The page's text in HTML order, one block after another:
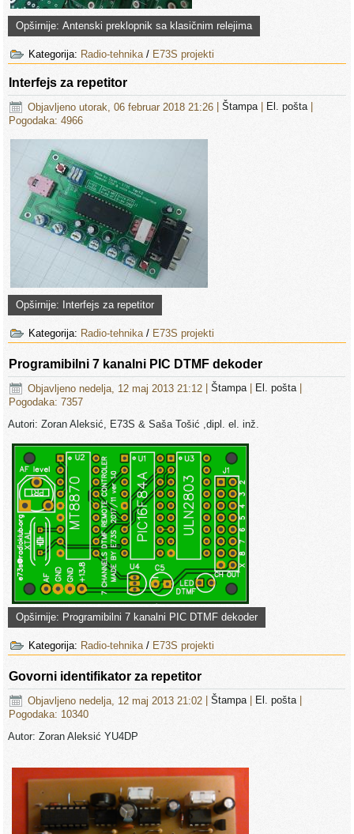
Opširnije: Antenski preklopnik sa klasičnim relejima
Kategorija: Radio-tehnika / E73S projekti
Interfejs za repetitor
Objavljeno utorak, 06 februar 2018 21:26 |Štampa El. pošta
Pogodaka: 4966
Opširnije: Interfejs za repetitor
Kategorija: Radio-tehnika / E73S projekti
Programibilni 7 kanalni PIC DTMF dekoder
Objavljeno nedelja, 12 maj 2013 21:12 |Štampa El. pošta
Pogodaka: 7357
Autori: Zoran Aleksić, E73S & Saša Tošić ,dipl. el. inž.
Opširnije: Programibilni 7 kanalni PIC DTMF dekoder
Kategorija: Radio-tehnika / E73S projekti
Govorni identifikator za repetitor
Objavljeno nedelja, 12 maj 2013 21:02 |Štampa El. pošta
Pogodaka: 10340
Autor: Zoran Aleksić YU4DP